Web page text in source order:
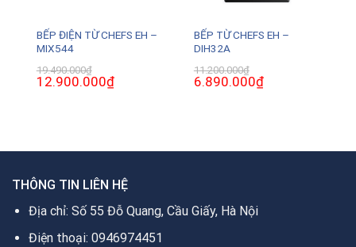
BẾP ĐIỆN TỪ CHEFS EH –
MIX544
19.490.000₫
Giá
gốc
12.900.000₫Giá
hiện
BẾP TỪ CHEFS EH –
DIH32A
11.200.000₫
Giá
gốc
6.890.000₫Giá
hiện
THÔNG TIN LIÊN HỆ
Địa chỉ: Số 55 Đỗ Quang, Cầu Giấy, Hà Nội
Điện thoại: 0946974451